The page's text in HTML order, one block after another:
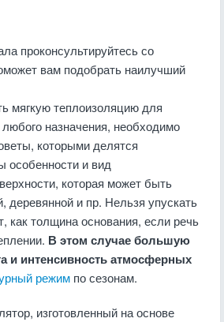
проконсультируйтесь со
вам подобрать наилучший
мягкую теплоизоляцию для
назначения, необходимо
которыми делятся
особенности и вид
которая может быть
деревянной и пр. Нельзя упускать
как толщина основания, если речь
В этом случае большую
и интенсивность атмосферных
режим по сезонам.
изготовленный на основе